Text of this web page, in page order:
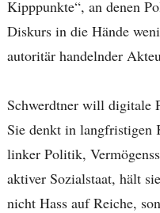
Kipppunkte“, an denen
Diskurs in die Hände
autoritär handelnder
Schwerdtner will digitale
Sie denkt in langfristigen
linker Politik,
aktiver Sozialstaat, hält
nicht Hass auf Reiche,